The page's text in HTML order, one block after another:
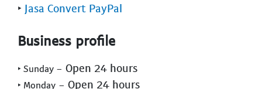
‣ Jasa Convert PayPal
Business profile
‣ Sunday - Open 24 hours
‣ Monday - Open 24 hours